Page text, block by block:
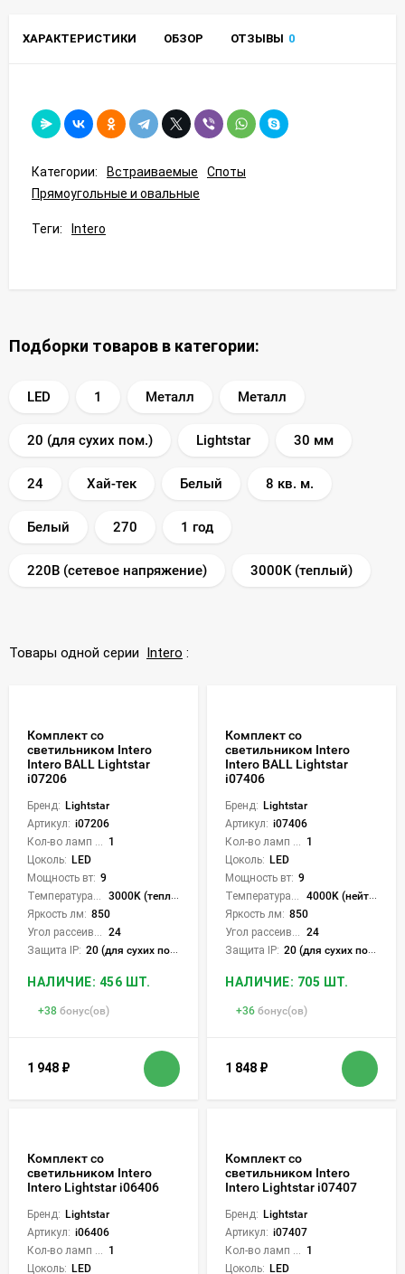
ХАРАКТЕРИСТИКИ ОБЗОР ОТЗЫВЫ 0
Категории: Встраиваемые
Споты
Прямоугольные и овальные
Теги: Intero
Подборки товаров в категории:
LED 1 Металл Металл
20 (для сухих пом.) Lightstar 30 мм
24 Хай-тек Белый 8 кв. м.
Белый 270 1 год
220В (сетевое напряжение) 3000K (теплый)
Товары одной серии Intero :
Комплект со
светильником Intero
Intero BALL Lightstar
i07206
Бренд: Lightstar
Артикул: i07206
1
Цоколь: LED
Мощность вт: 9
3000K (теплый)
Яркость лм: 850
24
Защита IP: 20 (для сухих пом.)
НАЛИЧИЕ: 456 ШТ.
+38 бонус(ов)
1 948 ₽
Комплект со
светильником Intero
Intero BALL Lightstar
i07406
Бренд: Lightstar
Артикул: i07406
1
Цоколь: LED
Мощность вт: 9
4000K (нейтральный)
Яркость лм: 850
24
Защита IP: 20 (для сухих пом.)
НАЛИЧИЕ: 705 ШТ.
+36 бонус(ов)
1 848 ₽
Комплект со
светильником Intero
Intero Lightstar i06406
Бренд: Lightstar
Артикул: i06406
1
Цоколь: LED
Комплект со
светильником Intero
Intero Lightstar i07407
Бренд: Lightstar
Артикул: i07407
1
Цоколь: LED